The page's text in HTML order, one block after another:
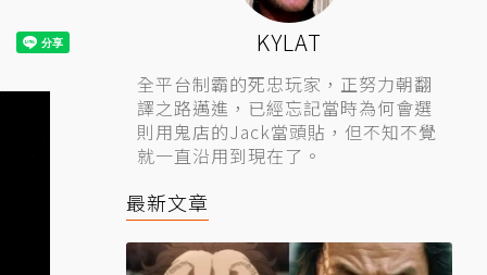
KYLAT
全平台制霸的死忠玩家，正努力朝翻
譯之路邁進，已經忘記當時為何會選
則用鬼店的Jack當頭貼，但不知不覺
就一直沿用到現在了。
最新文章